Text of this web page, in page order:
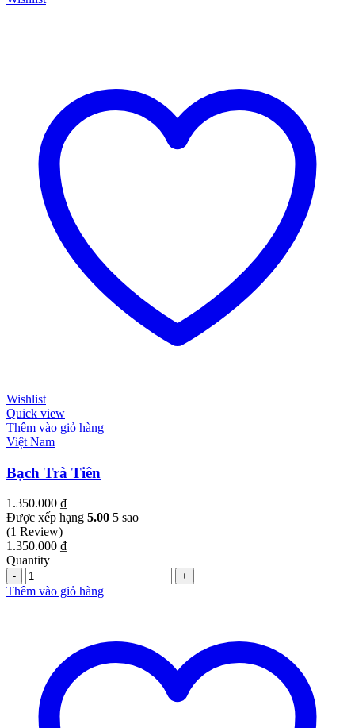
Wishlist
Quick view
Thêm vào giỏ hàng
Việt Nam
Bạch Trà Tiên
1.350.000 ₫
Được xếp hạng 5.00 5 sao
(1 Review)
1.350.000 ₫
Quantity
Quantity
Thêm vào giỏ hàng